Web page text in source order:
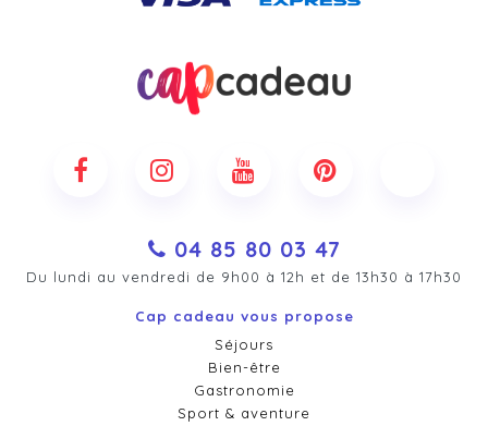
04 85 80 03 47
Du lundi au vendredi de 9h00 à 12h et de 13h30 à 17h30
Cap cadeau vous propose
Séjours
Bien-être
Gastronomie
Sport & aventure